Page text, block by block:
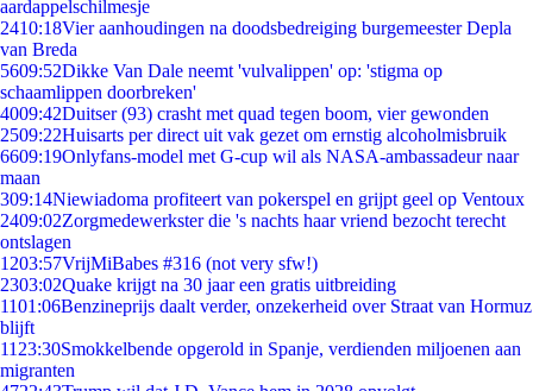
aardappelschilmesje
2410:18Vier aanhoudingen na doodsbedreiging burgemeester Depla
van Breda
5609:52Dikke Van Dale neemt 'vulvalippen' op: 'stigma op
schaamlippen doorbreken'
4009:42Duitser (93) crasht met quad tegen boom, vier gewonden
2509:22Huisarts per direct uit vak gezet om ernstig alcoholmisbruik
6609:19Onlyfans-model met G-cup wil als NASA-ambassadeur naar
maan
309:14Niewiadoma profiteert van pokerspel en grijpt geel op Ventoux
2409:02Zorgmedewerkster die 's nachts haar vriend bezocht terecht
ontslagen
1203:57VrijMiBabes #316 (not very sfw!)
2303:02Quake krijgt na 30 jaar een gratis uitbreiding
1101:06Benzineprijs daalt verder, onzekerheid over Straat van Hormuz
blijft
11 23:30Smokkelbende opgerold in Spanje, verdienden miljoenen aan
migranten